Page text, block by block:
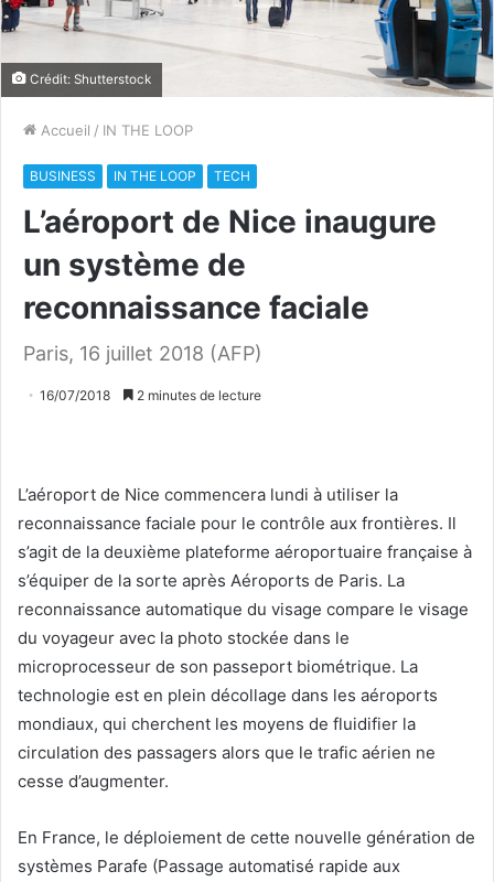
Crédit: Shutterstock
Accueil / IN THE LOOP
BUSINESS IN THE LOOP TECH
L’aéroport de Nice inaugure
un système de
reconnaissance faciale
Paris, 16 juillet 2018 (AFP)
16/07/2018 2 minutes de lecture
L’aéroport de Nice commencera lundi à utiliser la
reconnaissance faciale pour le contrôle aux frontières. Il
s’agit de la deuxième plateforme aéroportuaire française à
s’équiper de la sorte après Aéroports de Paris. La
reconnaissance automatique du visage compare le visage
du voyageur avec la photo stockée dans le
microprocesseur de son passeport biométrique. La
technologie est en plein décollage dans les aéroports
mondiaux, qui cherchent les moyens de fluidifier la
circulation des passagers alors que le trafic aérien ne
cesse d’augmenter.
En France, le déploiement de cette nouvelle génération de
systèmes Parafe (Passage automatisé rapide aux